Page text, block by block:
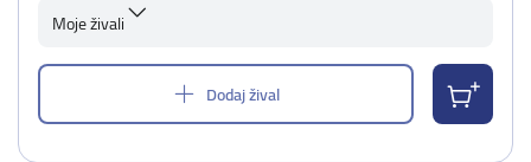
Moje živali
Dodaj žival